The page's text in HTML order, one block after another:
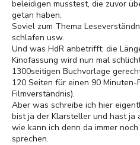
beleidigen musstest, die zuvor
getan haben.
Soviel zum Thema
schlafen usw.
Und was HdR anbetrifft: die
Kinofassung wird nun mal
1300seitigen Buchvorlage
120 Seiten für einen 90 Minuten-
Filmverständnis).
Aber was schreibe ich hier
bist ja der Klarsteller und hast
wie kann ich denn da immer
sprechen.